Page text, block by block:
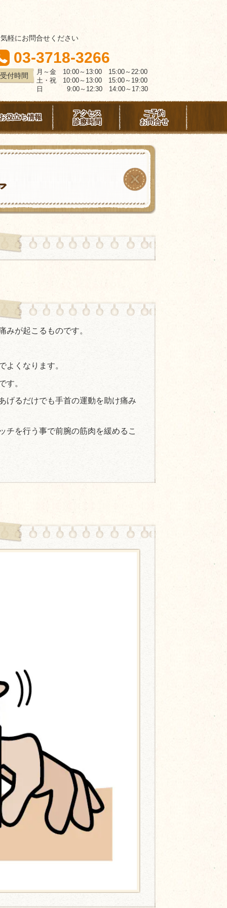
軽にお問合せください
03-3718-3266
受付時間
月～金 10:00～13:00 15:00～22:00
土・祝 10:00～13:00 15:00～19:00
日 9:00～12:30 14:00～17:30
役立ち情報
アクセス
診療時間
ご予約
お問合せ
みが起こるものです。
よくなります。
す。
げるだけでも手首の運動を助け痛み
チを行う事で前腕の筋肉を緩めるこ